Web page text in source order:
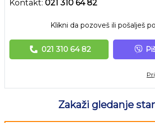
Kontakt: 021 310 64 82
Klikni da pozoveš ili pošalješ
021 310 64 82
Zakaži gledanje